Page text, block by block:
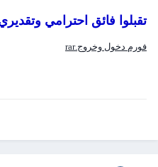
تقبلوا فائق احترامي وتقديري
فورم دخول وخروج.rar